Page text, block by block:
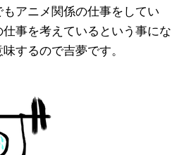
アニメ関係の仕事をしてい
事を考えているという事にな
するので吉夢です。